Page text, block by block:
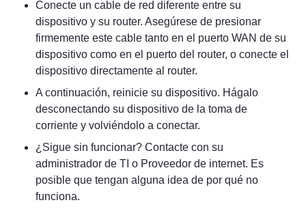
Conecte un cable de red diferente entre su
dispositivo y su router. Asegúrese de presionar
firmemente este cable tanto en el puerto WAN de su
dispositivo como en el puerto del router, o conecte el
dispositivo directamente al router.
A continuación, reinicie su dispositivo. Hágalo
desconectando su dispositivo de la toma de
corriente y volviéndolo a conectar.
¿Sigue sin funcionar? Contacte con su
administrador de TI o Proveedor de internet. Es
posible que tengan alguna idea de por qué no
funciona.